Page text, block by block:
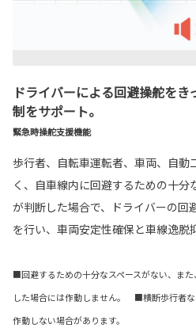
ドライバーによる回避操舵を
制をサポート。
緊急時操舵支援機能
歩行者、自転車運転者、車両、自動
く、自車線内に回避するための十分
が判断した場合で、ドライバーの回
を行い、車両安定性確保と車線逸脱
■回避するための十分なスペースがない、ま
した場合には作動しません。 ■横断歩行者
作動しない場合があります。